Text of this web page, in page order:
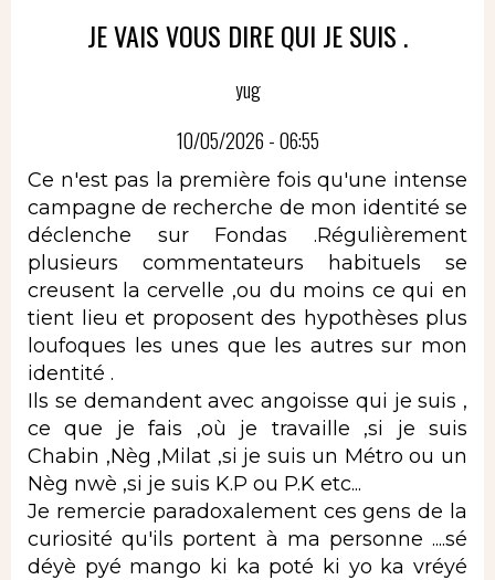
JE VAIS VOUS DIRE QUI JE SUIS .
yug
10/05/2026 - 06:55
Ce n'est pas la première fois qu'une intense
campagne de recherche de mon identité se
déclenche sur Fondas .Régulièrement
plusieurs commentateurs habituels se
creusent la cervelle ,ou du moins ce qui en
tient lieu et proposent des hypothèses plus
loufoques les unes que les autres sur mon
identité .
Ils se demandent avec angoisse qui je suis ,
ce que je fais ,où je travaille ,si je suis
Chabin ,Nèg ,Milat ,si je suis un Métro ou un
Nèg nwè ,si je suis K.P ou P.K etc...
Je remercie paradoxalement ces gens de la
curiosité qu'ils portent à ma personne ....sé
déyè pyé mango ki ka poté ki yo ka vréyé